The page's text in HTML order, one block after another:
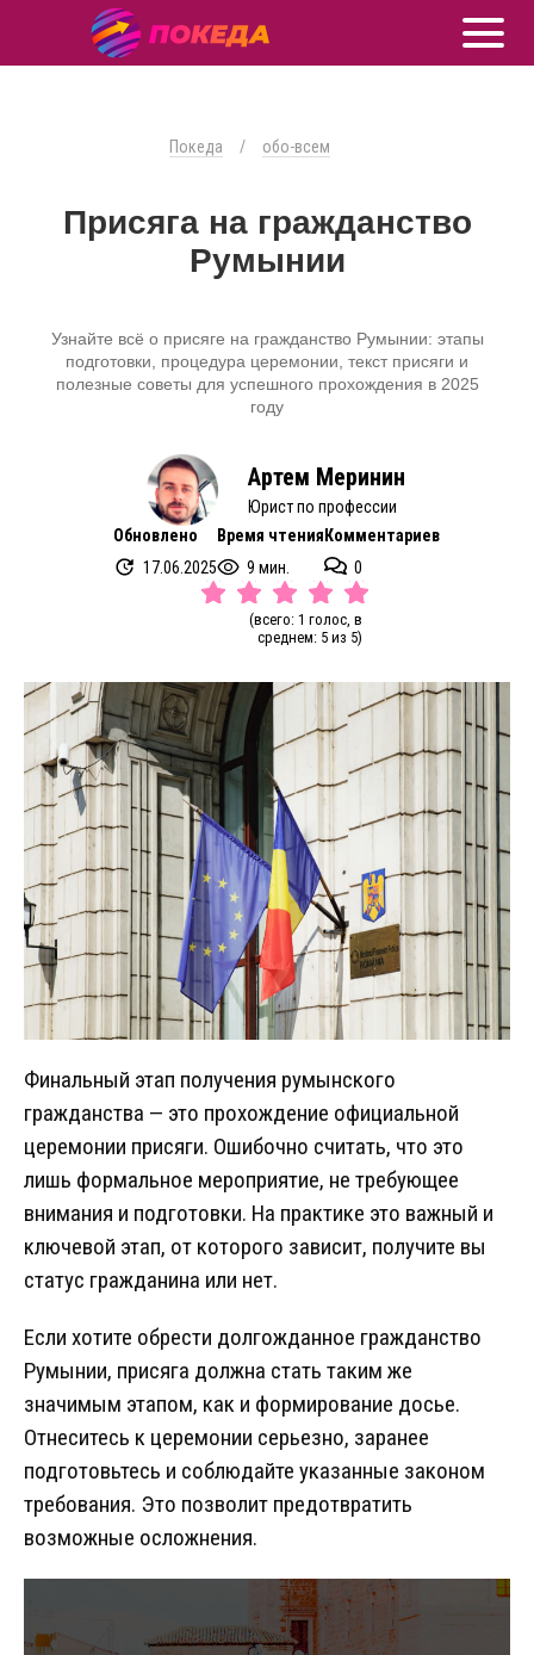
Покеда / обо-всем
Присяга на гражданство
Румынии
Узнайте всё о присяге на гражданство Румынии: этапы
подготовки, процедура церемонии, текст присяги и
полезные советы для успешного прохождения в 2025
году
Артем Меринин
Юрист по профессии
Обновлено
17.06.2025
Время чтения
9 мин.
Комментариев
0
(всего: 1 голос, в
среднем: 5 из 5)
Финальный этап получения румынского
гражданства — это прохождение официальной
церемонии присяги. Ошибочно считать, что это
лишь формальное мероприятие, не требующее
внимания и подготовки. На практике это важный и
ключевой этап, от которого зависит, получите вы
статус гражданина или нет.
Если хотите обрести долгожданное гражданство
Румынии, присяга должна стать таким же
значимым этапом, как и формирование досье.
Отнеситесь к церемонии серьезно, заранее
подготовьтесь и соблюдайте указанные законом
требования. Это позволит предотвратить
возможные осложнения.